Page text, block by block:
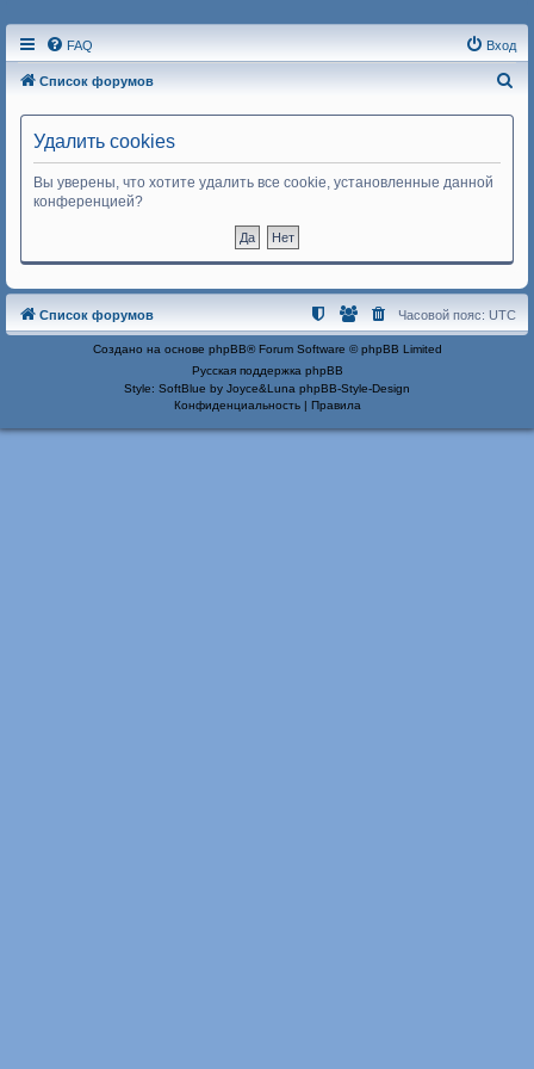
FAQ Вход
Список форумов
Удалить cookies
Вы уверены, что хотите удалить все cookie, установленные данной
конференцией?
Список форумов Часовой пояс: UTC
Создано на основе phpBB® Forum Software © phpBB Limited
Русская поддержка phpBB
Style: SoftBlue by Joyce&Luna phpBB-Style-Design
Конфиденциальность| Правила